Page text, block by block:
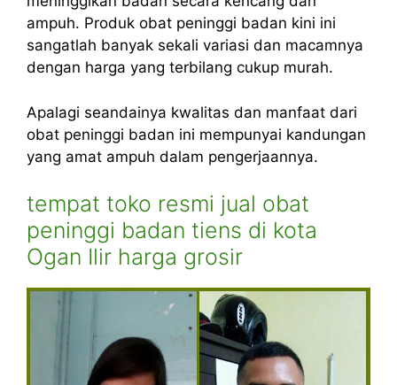
ampuh. Produk obat peninggi badan kini ini
sangatlah banyak sekali variasi dan macamnya
dengan harga yang terbilang cukup murah.
Apalagi seandainya kwalitas dan manfaat dari
obat peninggi badan ini mempunyai kandungan
yang amat ampuh dalam pengerjaannya.
tempat toko resmi jual obat
peninggi badan tiens di kota
Ogan Ilir harga grosir